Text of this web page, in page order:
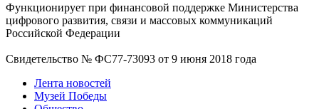
Функционирует при финансовой поддержке Министерства
цифрового развития, связи и массовых коммуникаций
Российской Федерации
Свидетельство № ФС77-73093 от 9 июня 2018 года
Лента новостей
Музей Победы